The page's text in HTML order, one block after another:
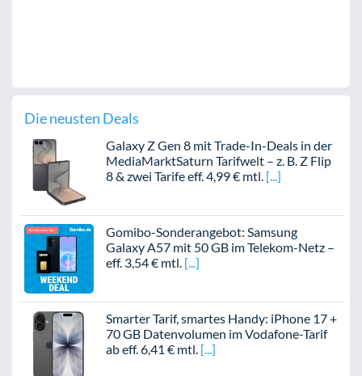
Die neusten Deals
Galaxy Z Gen 8 mit Trade-In-Deals in der
MediaMarktSaturn Tarifwelt – z. B. Z Flip
8 & zwei Tarife eff. 4,99 € mtl.
Gomibo-Sonderangebot: Samsung
Galaxy A57 mit 50 GB im Telekom-Netz –
eff. 3,54 € mtl.
Smarter Tarif, smartes Handy: iPhone 17 +
70 GB Datenvolumen im Vodafone-Tarif
ab eff. 6,41 € mtl.